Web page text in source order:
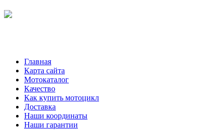
Главная
Карта сайта
Мотокаталог
Качество
Как купить мотоцикл
Доставка
Наши координаты
Наши гарантии